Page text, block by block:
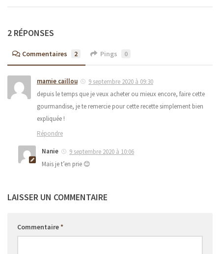
2 RÉPONSES
Commentaires 2 Pings 0
mamie caillou
9 septembre 2020 à 09:30
depuis le temps que je veux acheter ou mieux encore, faire cette
gourmandise, je te remercie pour cette recette simplement bien
expliquée !
Répondre
Nanie
9 septembre 2020 à 10:06
Mais je t’en prie 😊
LAISSER UN COMMENTAIRE
Commentaire*